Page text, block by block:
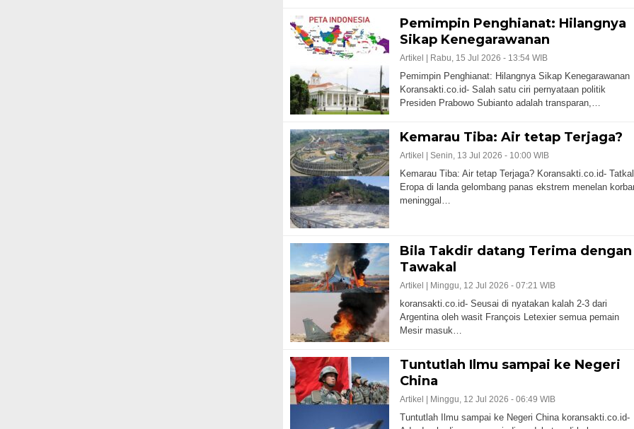
Pemimpin Penghianat: Hilangnya
Sikap Kenegarawanan
Artikel | Rabu, 15 Jul 2026 - 13:54 WIB
Pemimpin Penghianat: Hilangnya Sikap Kenegarawanan
Koransakti.co.id- Salah satu ciri pernyataan politik
Presiden Prabowo Subianto adalah transparan,…
Kemarau Tiba: Air tetap Terjaga?
Artikel | Senin, 13 Jul 2026 - 10:00 WIB
Kemarau Tiba: Air tetap Terjaga? Koransakti.co.id-
Eropa di landa gelombang panas ekstrem menelan
meninggal…
Bila Takdir datang Terima dengan
Tawakal
Artikel | Minggu, 12 Jul 2026 - 07:21 WIB
koransakti.co.id- Seusai di nyatakan kalah 2-3 dari
Argentina oleh wasit François Letexier semua pemain
Mesir masuk…
Tuntutlah Ilmu sampai ke Negeri
China
Artikel | Minggu, 12 Jul 2026 - 06:49 WIB
Tuntutlah Ilmu sampai ke Negeri China koransakti.co.id-